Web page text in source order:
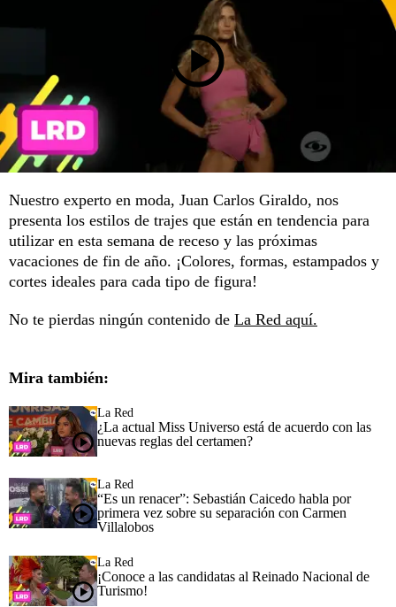
Nuestro experto en moda, Juan Carlos Giraldo, nos
presenta los estilos de trajes que están en tendencia para
utilizar en esta semana de receso y las próximas
vacaciones de fin de año. ¡Colores, formas, estampados y
cortes ideales para cada tipo de figura!
No te pierdas ningún contenido de La Red aquí.
Mira también:
La Red
¿La actual Miss Universo está de acuerdo con las
nuevas reglas del certamen?
La Red
“Es un renacer”: Sebastián Caicedo habla por
primera vez sobre su separación con Carmen
Villalobos
La Red
¡Conoce a las candidatas al Reinado Nacional de
Turismo!